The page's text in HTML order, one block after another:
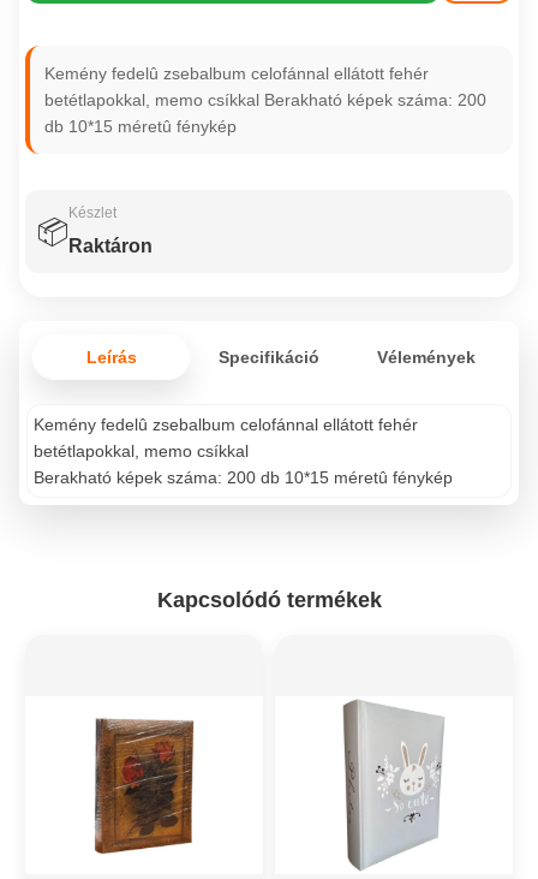
Kemény fedelû zsebalbum celofánnal ellátott fehér
betétlapokkal, memo csíkkal Berakható képek száma: 200
db 10*15 méretû fénykép
📦
Készlet
Raktáron
Leírás Specifikáció Vélemények
Kemény fedelû zsebalbum celofánnal ellátott fehér
betétlapokkal, memo csíkkal
Berakható képek száma: 200 db 10*15 méretû fénykép
Kapcsolódó termékek